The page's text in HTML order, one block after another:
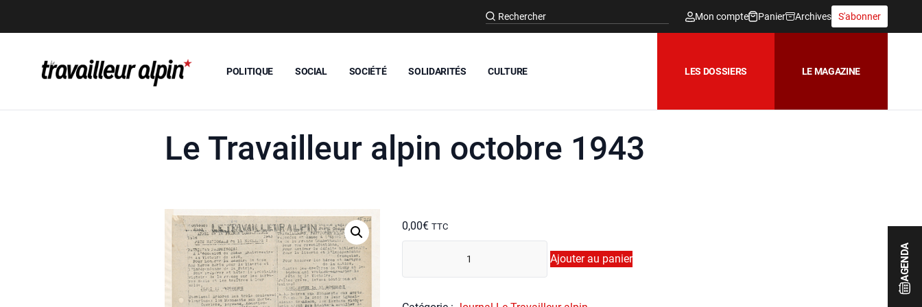
AGENDA
Mon compte Panier Archives S'abonner
POLITIQUE SOCIAL SOCIÉTÉ SOLIDARITÉS CULTURE LES DOSSIERS LE MAGAZINE
Le Travailleur alpin octobre 1943
0,00€ TTC
té
Ajouter au panier